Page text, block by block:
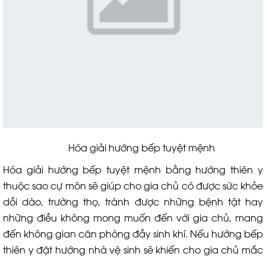
Hóa giải hướng bếp tuyệt mệnh
Hóa giải hướng bếp tuyệt mệnh bằng hướng thiên y
thuộc sao cự môn sẽ giúp cho gia chủ có được sức khỏe
dồi dào, trường thọ, tránh được những bệnh tật hay
những điều không mong muốn đến với gia chủ, mang
đến không gian căn phòng đầy sinh khí. Nếu hướng bếp
thiên y đặt hướng nhà vệ sinh sẽ khiến cho gia chủ mắc